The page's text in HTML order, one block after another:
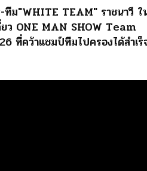
ทีม"WHITE TEAM" ราชนาวี ใ
ว ONE MAN SHOW Team
ที่คว้าแชมป์ทีมไปครองได้สำเร็